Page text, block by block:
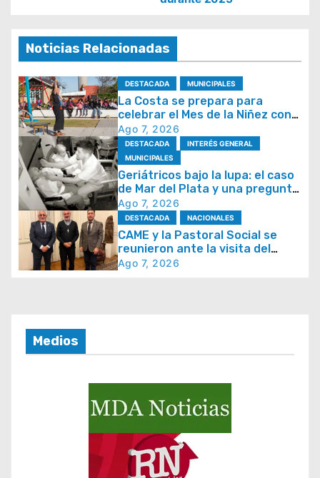
a
c
i
ó
n
d
e
e
n
t
a
Noticias Relacionadas
DESTACADA MUNICIPALES
La Costa se prepara para
celebrar el Mes de la Niñez con
juegos y espectáculos
Ago 7, 2026
DESTACADA
INTERÉS GENERAL
MUNICIPALES
Geriátricos bajo la lupa: el caso
de Mar del Plata y una pregunta
que se repite en todo el país
Ago 7, 2026
DESTACADA NACIONALES
CAME y la Pastoral Social se
reunieron ante la visita del
papa León XIV y la Semana
Ago 7, 2026
Medios